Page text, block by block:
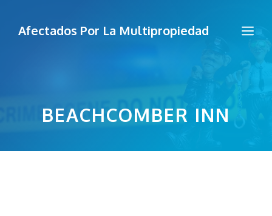
Afectados Por La Multipropiedad
BEACHCOMBER INN